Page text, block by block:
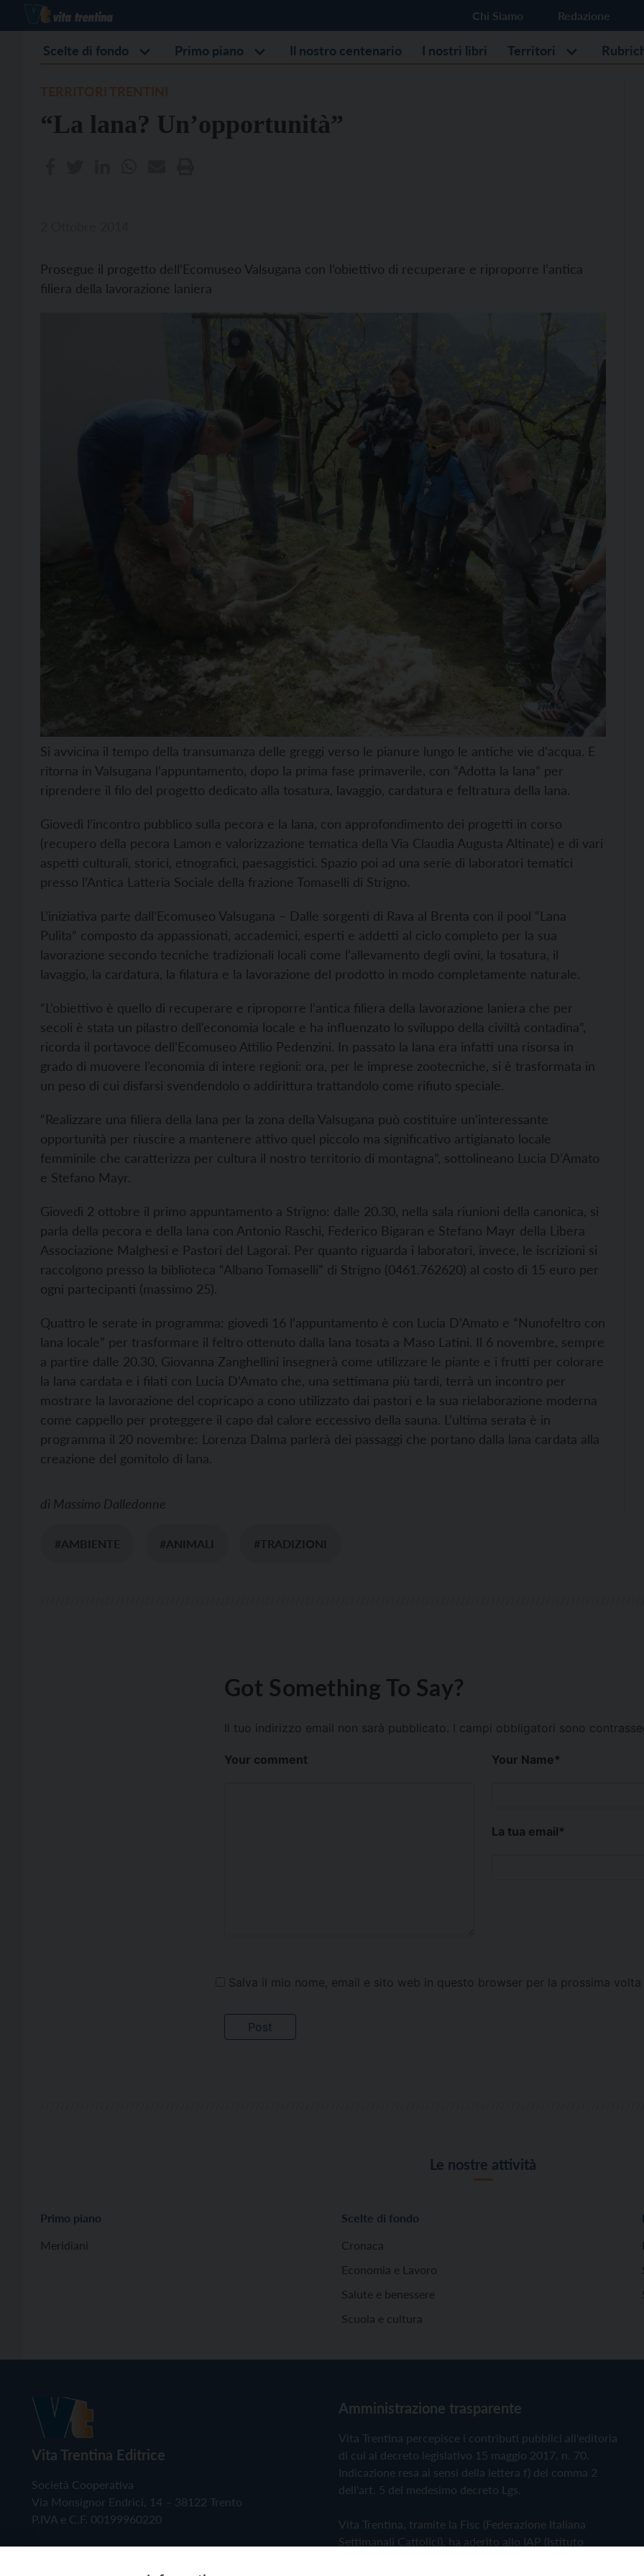
Chi Siamo Redazione
Scelte di fondo Primo piano Il nostro centenario I nostri libri Territori
“La lana? Un’opportunità”
Prosegue il progetto dell’Ecomuseo Valsugana con l’obiettivo di recuperare e riproporre l’antica
filiera della lavorazione laniera
Si avvicina il tempo della transumanza delle greggi verso le pianure lungo le antiche vie d’acqua. E
ritorna in Valsugana l’appuntamento, dopo la prima fase primaverile, con “Adotta la lana” per
riprendere il filo del progetto dedicato alla tosatura, lavaggio, cardatura e feltratura della lana.
Giovedì l’incontro pubblico sulla pecora e la lana, con approfondimento dei progetti in corso
(recupero della pecora Lamon e valorizzazione tematica della Via Claudia Augusta Altinate) e di vari
aspetti culturali, storici, etnografici, paesaggistici. Spazio poi ad una serie di laboratori tematici
presso l’Antica Latteria Sociale della frazione Tomaselli di Strigno.
L’iniziativa parte dall’Ecomuseo Valsugana – Dalle sorgenti di Rava al Brenta con il pool “Lana
Pulita” composto da appassionati, accademici, esperti e addetti al ciclo completo per la sua
lavorazione secondo tecniche tradizionali locali come l’allevamento degli ovini, la tosatura, il
lavaggio, la cardatura, la filatura e la lavorazione del prodotto in modo completamente naturale.
“L’obiettivo è quello di recuperare e riproporre l’antica filiera della lavorazione laniera che per
secoli è stata un pilastro dell’economia locale e ha influenzato lo sviluppo della civiltà contadina”,
ricorda il portavoce dell’Ecomuseo Attilio Pedenzini. In passato la lana era infatti una risorsa in
grado di muovere l’economia di intere regioni: ora, per le imprese zootecniche, si è trasformata in
un peso di cui disfarsi svendendolo o addirittura trattandolo come rifiuto speciale.
“Realizzare una filiera della lana per la zona della Valsugana può costituire un’interessante
opportunità per riuscire a mantenere attivo quel piccolo ma significativo artigianato locale
femminile che caratterizza per cultura il nostro territorio di montagna”, sottolineano Lucia D’Amato
e Stefano Mayr.
Giovedì 2 ottobre il primo appuntamento a Strigno: dalle 20.30, nella sala riunioni della canonica, si
parla della pecora e della lana con Antonio Raschi, Federico Bigaran e Stefano Mayr della Libera
Associazione Malghesi e Pastori del Lagorai. Per quanto riguarda i laboratori, invece, le iscrizioni si
raccolgono presso la biblioteca “Albano Tomaselli” di Strigno (0461.762620) al costo di 15 euro per
ogni partecipanti (massimo 25).
Quattro le serate in programma: giovedì 16 l’appuntamento è con Lucia D’Amato e “Nunofeltro con
lana locale” per trasformare il feltro ottenuto dalla lana tosata a Maso Latini. Il 6 novembre, sempre
a partire dalle 20.30, Giovanna Zanghellini insegnerà come utilizzare le piante e i frutti per colorare
la lana cardata e i filati con Lucia D’Amato che, una settimana più tardi, terrà un incontro per
mostrare la lavorazione del copricapo a cono utilizzato dai pastori e la sua rielaborazione moderna
come cappello per proteggere il capo dal calore eccessivo della sauna. L’ultima serata è in
programma il 20 novembre: Lorenza Dalma parlerà dei passaggi che portano dalla lana cardata alla
creazione del gomitolo di lana.
di Massimo Dalledonne
#AMBIENTE #ANIMALI #TRADIZIONI
Got Something To Say?
Il tuo indirizzo email non sarà pubblicato. I campi obbligatori sono
Your comment Your Name*
La tua email*
Salva il mio nome, email e sito web in questo browser per la prossima
Le nostre attività
Primo piano
Meridiani
Scelte di fondo
Cronaca
Economia e Lavoro
Salute e benessere
Scuola e cultura
Vita Trentina Editrice
Società Cooperativa
Via Monsignor Endrici, 14 – 38122 Trento
P.IVA e C.F. 00199960220
Amministrazione trasparente
Vita Trentina percepisce i contributi pubblici all'editoria
di cui al decreto legislativo 15 maggio 2017, n. 70.
Indicazione resa ai sensi della lettera f) del comma 2
dell'art. 5 del medesimo decreto Lgs.
Vita Trentina, tramite la Fisc (Federazione Italiana
Settimanali Cattolici), ha aderito allo IAP (Istituto